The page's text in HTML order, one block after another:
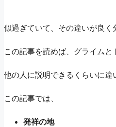
似過ぎていて、その違いが良
この記事を読めば、グライム
他の人に説明できるくらいに違
この記事では、
発祥の地